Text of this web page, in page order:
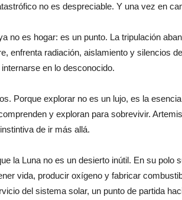
no es despreciable. Y una vez en
no es hogar: es un punto. La tripulación
enfrenta radiación, aislamiento y silencios
en lo desconocido.
Porque explorar no es un lujo, es la
y exploran para sobrevivir.
de ir más allá.
la Luna no es un desierto inútil. En su polo
vida, producir oxígeno y fabricar
del sistema solar, un punto de partida